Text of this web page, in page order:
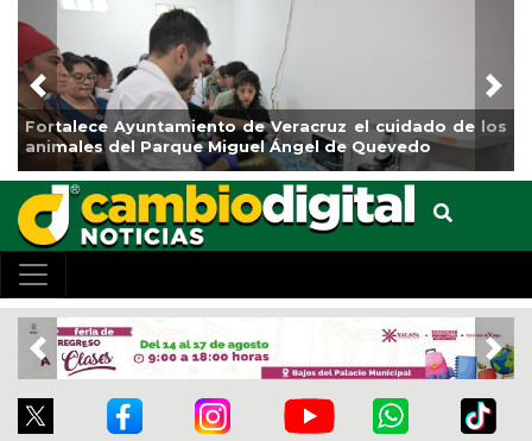
de Veracruz el cuidado de los
Miguel Ángel de Quevedo
La ciudad de
de Reforestación
Previous
Previous